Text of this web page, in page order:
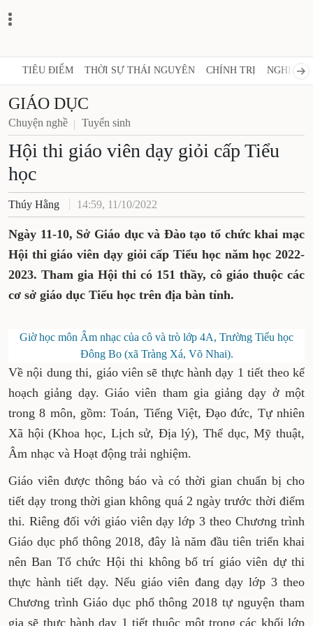
TIÊU ĐIỂM THỜI SỰ THÁI NGUYÊN CHÍNH TRỊ NGHỊ
GIÁO DỤC
Chuyện nghề Tuyển sinh
Hội thi giáo viên dạy giỏi cấp Tiểu
học
Thúy Hằng 14:59, 11/10/2022
Ngày 11-10, Sở Giáo dục và Đào tạo tổ chức khai mạc
Hội thi giáo viên dạy giỏi cấp Tiểu học năm học 2022-
2023. Tham gia Hội thi có 151 thầy, cô giáo thuộc các
cơ sở giáo dục Tiểu học trên địa bàn tỉnh.
Giờ học môn Âm nhạc của cô và trò lớp 4A, Trường Tiểu học
Đông Bo (xã Tràng Xá, Võ Nhai).
Về nội dung thi, giáo viên sẽ thực hành dạy 1 tiết theo kế
hoạch giảng dạy. Giáo viên tham gia giảng dạy ở một
trong 8 môn, gồm: Toán, Tiếng Việt, Đạo đức, Tự nhiên
Xã hội (Khoa học, Lịch sử, Địa lý), Thể dục, Mỹ thuật,
Âm nhạc và Hoạt động trải nghiệm.
Giáo viên được thông báo và có thời gian chuẩn bị cho
tiết dạy trong thời gian không quá 2 ngày trước thời điểm
thi. Riêng đối với giáo viên dạy lớp 3 theo Chương trình
Giáo dục phổ thông 2018, đây là năm đầu tiên triển khai
nên Ban Tổ chức Hội thi không bố trí giáo viên dự thi
thực hành tiết dạy. Nếu giáo viên đang dạy lớp 3 theo
Chương trình Giáo dục phổ thông 2018 tự nguyện tham
gia sẽ thực hành dạy 1 tiết thuộc một trong các khối lớp